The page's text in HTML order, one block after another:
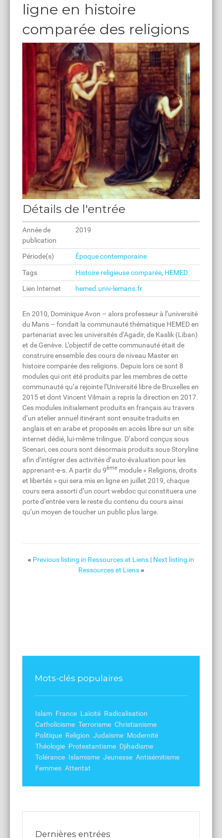
ligne en histoire
comparée des religions
Détails de l'entrée
Année de
publication
2019
Période(s)
Époque contemporaine
Tags
Histoire religieuse comparée, HEMED
Lien Internet
hemed.univ-lemans.fr
En 2010, Dominique Avon – alors professeur à l’université
du Mans – fondait la communauté thématique HEMED en
partenariat avec les universités d’Agadir, de Kaslik (Liban)
et de Genève. L’objectif de cette communauté était de
construire ensemble des cours de niveau Master en
histoire comparée des religions. Depuis lors ce sont 8
modules qui ont été produits par les membres de cette
communauté qu’a rejointe l’Université libre de Bruxelles en
2015 et dont Vincent Vilmain a repris la direction en 2017.
Ces modules initialement produits en français au travers
d’un atelier annuel itinérant sont ensuite traduits en
anglais et en arabe et proposés en accès libre sur un site
internet dédié, lui-même trilingue. D’abord conçus sous
Scenari, ces cours sont désormais produits sous Storyline
afin d’intégrer des activités d’auto-évaluation pour les
apprenant-e-s. A partir du 9ème module « Religions, droits
et libertés » qui sera mis en ligne en juillet 2019, chaque
cours sera assorti d’un court webdoc qui constituera une
porte d’entrée vers le reste du contenu du cours ainsi
qu’un moyen de toucher un public plus large.
« Previous listing in Ressources et Liens | Next listing in
Ressources et Liens»
Mots-clés populaires
Islam France Laïcité Radicalisation
Catholicisme Terrorisme Christianisme
Politique Religion Judaïsme Modernité
Théologie Protestantisme Djihadisme
Tolérance Islamisme Jeunesse Antisémitisme
Femmes Attentat
Dernières entrées